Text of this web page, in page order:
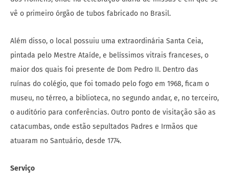
vê o primeiro órgão de tubos fabricado no Brasil.
Além disso, o local possuiu uma extraordinária Santa Ceia,
pintada pelo Mestre Ataíde, e belíssimos vitrais franceses, o
maior dos quais foi presente de Dom Pedro II. Dentro das
ruínas do colégio, que foi tomado pelo fogo em 1968, ficam o
museu, no térreo, a biblioteca, no segundo andar, e, no terceiro,
o auditório para conferências. Outro ponto de visitação são as
catacumbas, onde estão sepultados Padres e Irmãos que
atuaram no Santuário, desde 1774.
Serviço